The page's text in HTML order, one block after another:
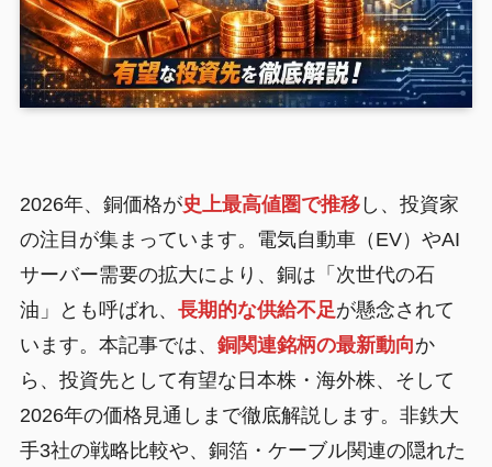
2026年、銅価格が史上最高値圏で推移し、投資家
の注目が集まっています。電気自動車（EV）やAI
サーバー需要の拡大により、銅は「次世代の石
油」とも呼ばれ、 長期的な供給不足が懸念されて
います。本記事では、 銅関連銘柄の最新動向か
ら、投資先として有望な日本株・海外株、そして
2026年の価格見通しまで徹底解説します。非鉄大
手3社の戦略比較や、銅箔・ケーブル関連の隠れた